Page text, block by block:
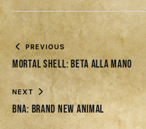
PREVIOUS
Mortal Shell: Beta alla mano
NEXT
BNA: Brand New Animal